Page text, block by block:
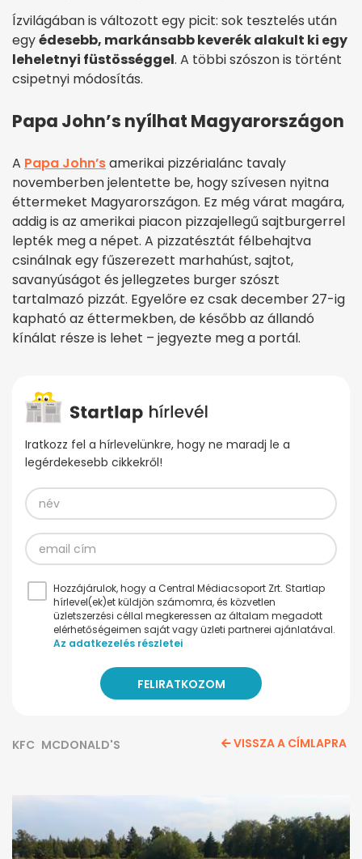
Ízvilágában is változott egy picit: sok tesztelés után
egyédesebb, markánsabb keverék alakult ki egy
leheletnyi füstösséggel. A többi szószon is történt
csipetnyi módosítás.
Papa John’s nyílhat Magyarországon
A Papa John’samerikai pizzérialánc tavaly
novemberben jelentette be, hogy szívesen nyitna
éttermeket Magyarországon. Ez még várat magára,
addig is az amerikai piacon pizzajellegű sajtburgerrel
lepték meg a népet. A pizzatésztát félbehajtva
csinálnak egy fűszerezett marhahúst, sajtot,
savanyúságot és jellegzetes burger szószt
tartalmazó pizzát. Egyelőre ez csak december 27-ig
kapható az éttermekben, de később az állandó
kínálat része is lehet – jegyezte meg a portál.
Iratkozz fel a hírlevelünkre, hogy ne maradj le a
legérdekesebb cikkekről!
Hozzájárulok, hogy a Central Médiacsoport Zrt. Startlap
hírlevel(ek)et küldjön számomra, és közvetlen
üzletszerzési céllal megkeressen az általam megadott
elérhetőségeimen saját vagy üzleti partnerei ajánlatával.
Az adatkezelés részletei
KFC MCDONALD'S VISSZA A CÍMLAPRA